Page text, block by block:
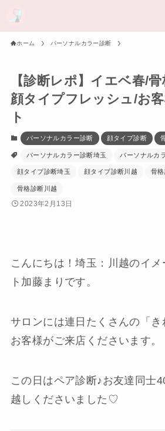
ホーム パーソナルカラー診断
【診断レポ】イエベ春/
顔タイプフレッシュ/お
ト
パーソナルカラー診断 顔タイプ診断
パーソナルカラー診断埼玉 パーソナルカ
顔タイプ診断埼玉 顔タイプ診断川越 骨
骨格診断川越
2023年2月13日
こんにちは！埼玉：川越のイ
ト加藤まりです。
サロンには連日たくさんの「き
お客様がご来店くださいます。
この日はペア診断♪お友達同士
越しくださいました♡